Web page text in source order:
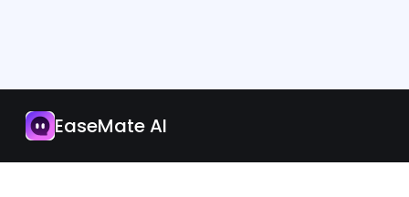
Aplicativo
Atualize Agora
EaseMate AI